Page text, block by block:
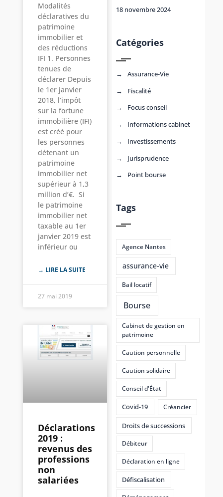
Modalités
déclaratives du
patrimoine
immobilier et
des réductions
IFI 1. Personnes
tenues de
déclarer Depuis
le 1er janvier
2018, l’impôt
sur la fortune
immobilière (IFI)
est créé pour
les personnes
détenant un
patrimoine
immobilier net
supérieur à 1,3
million d’€. Si
le patrimoine
immobilier net
taxable au 1er
janvier 2019 est
inférieur ou
→ LIRE LA SUITE
27 mai 2019
Déclarations
2019 :
revenus des
professions
non
salariées
18 novembre 2024
Catégories
Assurance-Vie
Fiscalité
Focus conseil
Informations cabinet
Investissements
Jurisprudence
Point bourse
Tags
Agence Nantes
assurance-vie
Bail locatif
Bourse
Cabinet de gestion en
patrimoine
Caution personnelle
Caution solidaire
Conseil d'État
Covid-19 Créancier
Droits de successions
Débiteur
Déclaration en ligne
Défiscalisation